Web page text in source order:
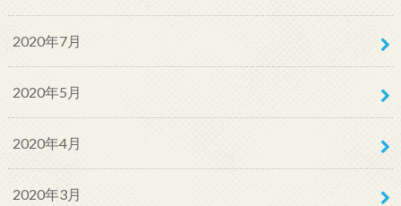
2020年7月
2020年5月
2020年4月
2020年3月